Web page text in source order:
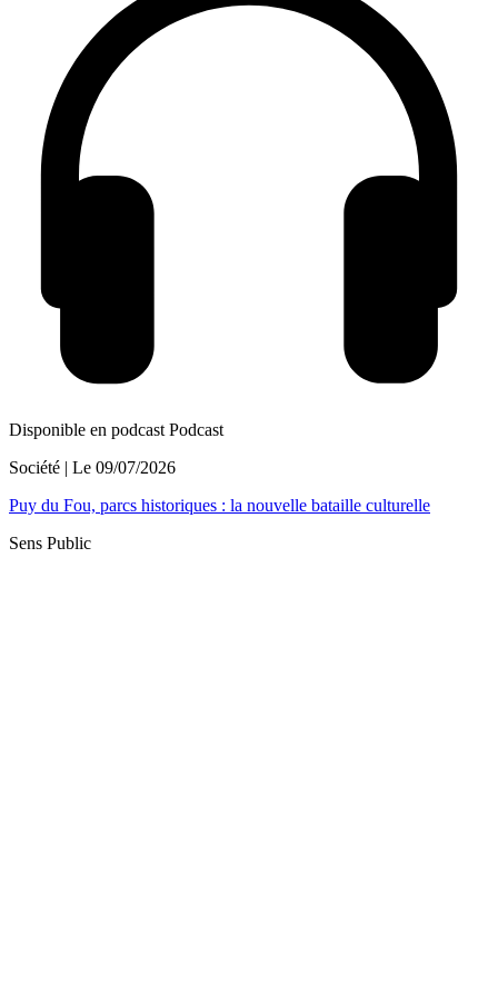
Disponible en podcast Podcast
Société | Le 09/07/2026
Puy du Fou, parcs historiques : la nouvelle bataille culturelle
Sens Public